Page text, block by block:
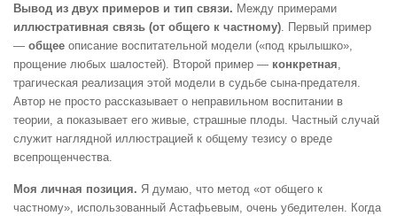
Вывод из двух примеров и тип связи. Между примерами
иллюстративная связь (от общего к частному) . Первый пример
— общее описание воспитательной модели («под крылышко»,
прощение любых шалостей). Второй пример — конкретная
трагическая реализация этой модели в судьбе сына-предателя.
Автор не просто рассказывает о неправильном воспитании в
теории, а показывает его живые, страшные плоды. Частный случай
служит наглядной иллюстрацией к общему тезису о вреде
всепрощенчества.
Моя личная позиция. Я думаю, что метод «от общего к
частному», использованный Астафьевым, очень убедителен. Когда